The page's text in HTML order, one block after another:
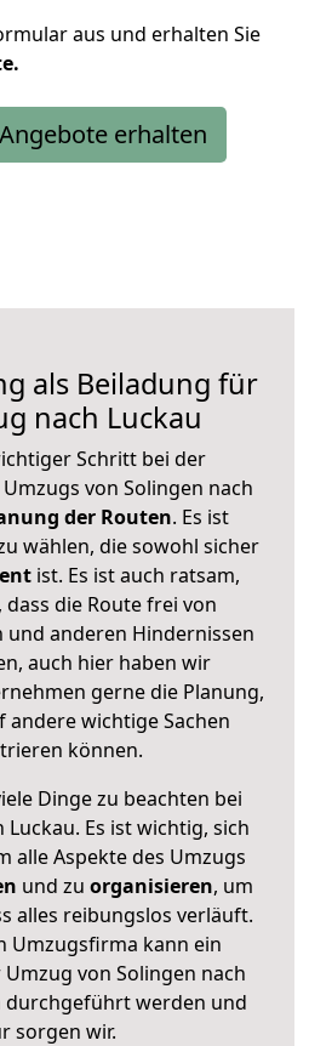
aus und erhalten Sie
erhalten
als Beiladung für
nach Luckau
Schritt bei der
von Solingen nach
der Routen. Es ist
wählen, die sowohl sicher
ist. Es ist auch ratsam,
die Route frei von
anderen Hindernissen
auch hier haben wir
gerne die Planung,
andere wichtige Sachen
können.
Dinge zu beachten bei
Es ist wichtig, sich
alle Aspekte des Umzugs
und zu organisieren, um
alles reibungslos verläuft.
Umzugsfirma kann ein
von Solingen nach
durchgeführt werden und
sorgen wir.